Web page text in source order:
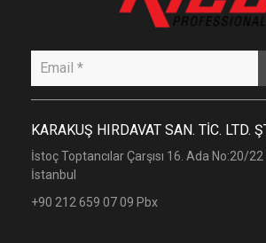
KARAKUŞ HIRDAVAT SAN. TİC. LTD.
İstoç Toptancılar Çarşısı 16. Ada No:20/
İstanbul
+90 212 659 07 09 Pbx